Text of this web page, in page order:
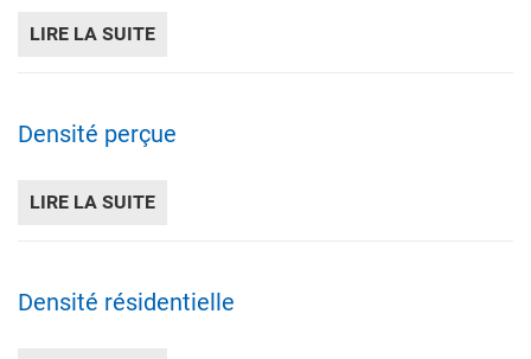
LIRE LA SUITE
Densité perçue
LIRE LA SUITE
Densité résidentielle